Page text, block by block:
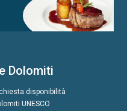
Dolomiti
disponibilità
UNESCO